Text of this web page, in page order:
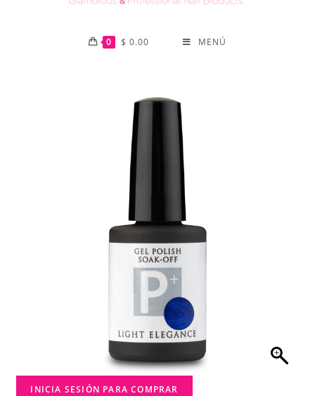
0 $ 0.00 MENÚ
INICIA SESIÓN PARA COMPRAR